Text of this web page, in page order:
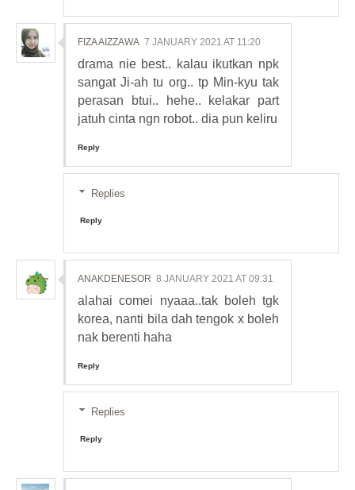
FIZA AIZZAWA 7 JANUARY 2021 AT 11:20
drama nie best.. kalau ikutkan npk
sangat Ji-ah tu org.. tp Min-kyu tak
perasan btui.. hehe.. kelakar part
jatuh cinta ngn robot.. dia pun keliru
Reply
Replies
Reply
ANAKDENESOR 8 JANUARY 2021 AT 09:31
alahai comei nyaaa..tak boleh tgk
korea, nanti bila dah tengok x boleh
nak berenti haha
Reply
Replies
Reply